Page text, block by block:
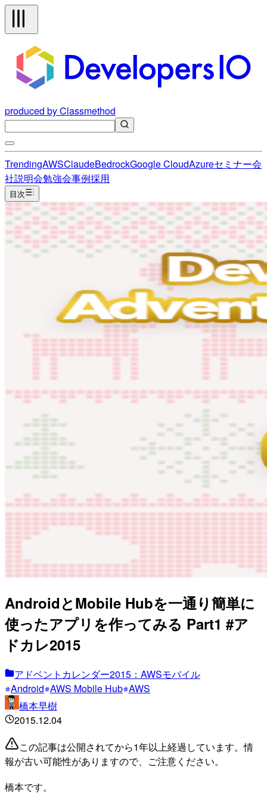
produced by Classmethod
TrendingAWSClaudeBedrockGoogle CloudAzureセミナー会
社説明会勉強会事例採用
目次
AndroidとMobile Hubを一通り簡単に
使ったアプリを作ってみる Part1 #ア
ドカレ2015
アドベントカレンダー2015：AWSモバイル
Android AWS Mobile Hub AWS
橋本早樹
2015.12.04
この記事は公開されてから1年以上経過しています。情
報が古い可能性がありますので、ご注意ください。
橋本です。